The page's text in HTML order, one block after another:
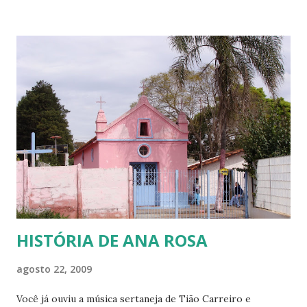
financeiramente. Vou falar destes últimos! Vou falar deles,
porque eles, assim como eu, sabemos o que é passar muito
frio! O que é ter que acender uma tampa de tambor de
ferro no chão da cozinha para fazer uma fogueira e se
aquecer nas madrugadas gélidas do sul do País, para só
depois poder ir para a cama e tentar dormir. Também sei o
que é só ter uma coberta e precisar enrolar os pés com
jornal e colocá-los dent...
HISTÓRIA DE ANA ROSA
agosto 22, 2009
Você já ouviu a música sertaneja de Tião Carreiro e